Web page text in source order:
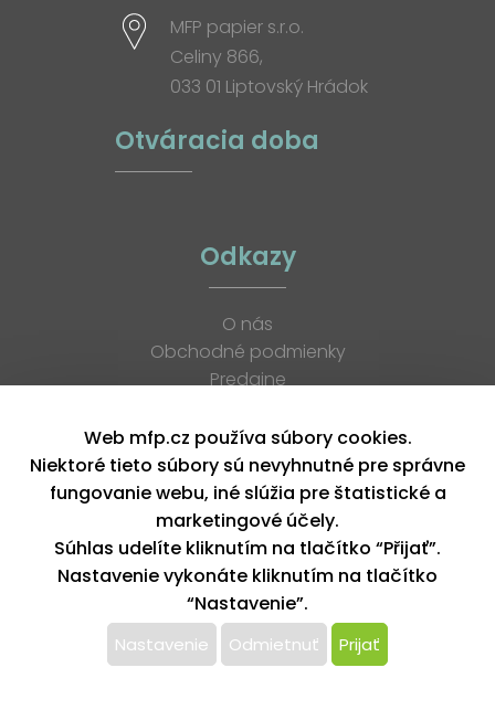
MFP papier s.r.o.
Celiny 866,
033 01 Liptovský Hrádok
Otváracia doba
Odkazy
O nás
Obchodné podmienky
Predajne
K stiahnutiu
Blog
Kontakt
Kariéra
XML feed
Copyright © 2026, MFP paper s. r. o. | Všetky práva vyhradené
design by MFP
Tento web používa k poskytovaniu služieb,
Web mfp.cz používa súbory cookies.
Niektoré tieto súbory sú nevyhnutné pre správne
fungovanie webu, iné slúžia pre štatistické a
marketingové účely.
Súhlas udelíte kliknutím na tlačítko “Přijať”.
Nastavenie vykonáte kliknutím na tlačítko
“Nastavenie”.
Nastavenie Odmietnuť Prijať